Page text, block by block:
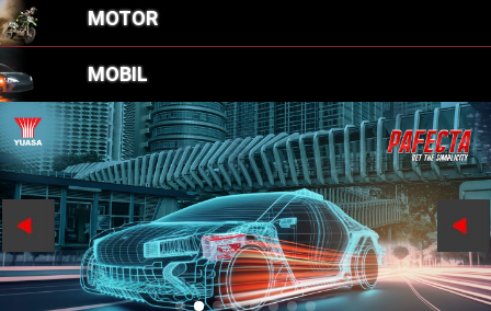
MOTOR
MOBIL